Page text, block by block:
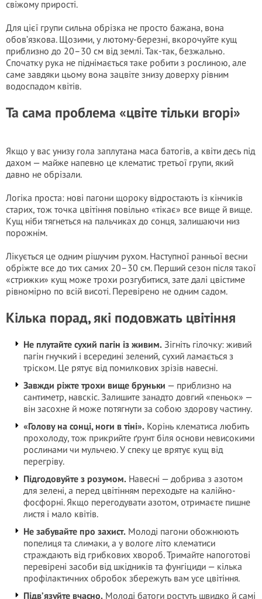
свіжому прирості.
Для цієї групи сильна обрізка не просто бажана, вона
обов’язкова. Щозими, у лютому-березні, вкорочуйте кущ
приблизно до 20–30 см від землі. Так-так, безжально.
Спочатку рука не піднімається таке робити з рослиною, але
саме завдяки цьому вона зацвіте знизу доверху рівним
водоспадом квітів.
Та сама проблема «цвіте тільки вгорі»
Якщо у вас унизу гола заплутана маса батогів, а квіти десь під
дахом — майже напевно це клематис третьої групи, який
давно не обрізали.
Логіка проста: нові пагони щороку відростають із кінчиків
старих, тож точка цвітіння повільно «тікає» все вище й вище.
Кущ ніби тягнеться на пальчиках до сонця, залишаючи низ
порожнім.
Лікується це одним рішучим рухом. Наступної ранньої весни
обріжте все до тих самих 20–30 см. Перший сезон після такої
«стрижки» кущ може трохи розгубитися, зате далі цвістиме
рівномірно по всій висоті. Перевірено не одним садом.
Кілька порад, які подовжать цвітіння
Не плутайте сухий пагін із живим. Зігніть гілочку: живий
пагін гнучкий і всередині зелений, сухий ламається з
тріском. Це рятує від помилкових зрізів навесні.
Завжди ріжте трохи вище бруньки — приблизно на
сантиметр, навскіс. Залишите занадто довгий «пеньок» —
він засохне й може потягнути за собою здорову частину.
«Голову на сонці, ноги в тіні». Корінь клематиса любить
прохолоду, тож прикрийте ґрунт біля основи невисокими
рослинами чи мульчею. У спеку це врятує кущ від
перегріву.
Підгодовуйте з розумом. Навесні — добрива з азотом
для зелені, а перед цвітінням переходьте на калійно-
фосфорні. Якщо перегодувати азотом, отримаєте пишне
листя і мало квітів.
Не забувайте про захист. Молоді пагони обожнюють
попелиця та слимаки, а у вологе літо клематиси
страждають від грибкових хвороб. Тримайте напоготові
перевірені засоби від шкідників та фунгіциди — кілька
профілактичних обробок збережуть вам усе цвітіння.
Підв’язуйте вчасно. Молоді батоги ростуть швидко й самі